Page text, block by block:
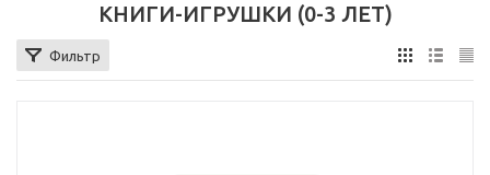
КНИГИ-ИГРУШКИ (0-3 ЛЕТ)
Фильтр